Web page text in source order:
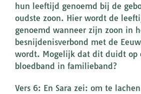
hun leeftijd genoemd bij de
oudste zoon. Hier wordt de
genoemd wanneer zijn zoon in
besnijdenisverbond met de
wordt. Mogelijk dat dit duidt op
bloedband in familieband?
Vers 6: En Sara zei: om te